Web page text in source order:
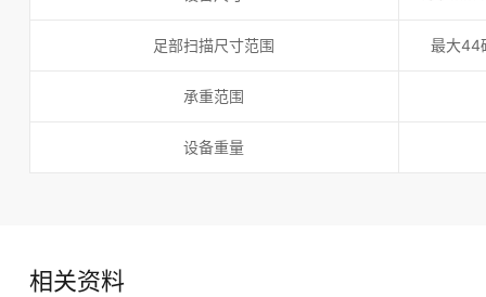
足部扫描尺寸范围 最大44
承重范围
设备重量
相关资料